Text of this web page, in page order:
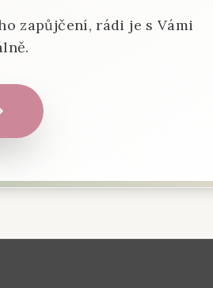
zapůjčení, rádi je s Vámi